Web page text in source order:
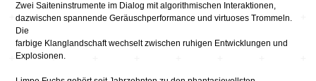
Zwei Saiteninstrumente im Dialog mit algorithmischen Interaktionen,
dazwischen spannende Geräuschperformance und virtuoses Trommeln.
Die
farbige Klanglandschaft wechselt zwischen ruhigen Entwicklungen und
Explosionen.